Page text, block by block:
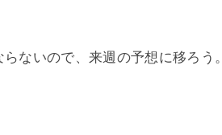
ないので、来週の予想に移ろう。